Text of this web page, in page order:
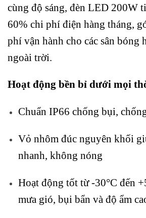
cùng độ sáng, đèn LED 200W
60% chi phí điện hàng tháng,
phí vận hành cho các sân bóng
ngoài trời.
Hoạt động bền bỉ dưới mọi
Chuẩn IP66 chống bụi,
Vỏ nhôm đúc nguyên khối
nhanh, không nóng
Hoạt động tốt từ -30°C đến
mưa gió, bụi bẩn và độ ẩm